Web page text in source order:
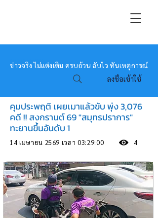
หมอข่าว
ข่าวจริง ไม่แต่งเติม ครบถ้วน ฉับไว ทันเหตุการณ์
ลงชื่อเข้าใช้
คุมประพฤติ เผยเมาแล้วขับ พุ่ง 3,076
คดี !! สงกรานต์ 69 "สมุทรปราการ"
ทะยานขึ้นอันดับ 1
14 เมษายน 2569 เวลา 03:29:00 4